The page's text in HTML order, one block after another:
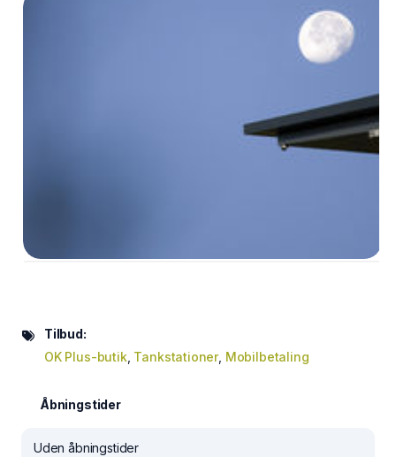
Tilbud:
OK Plus-butik, Tankstationer, Mobilbetaling
Åbningstider
Uden åbningstider